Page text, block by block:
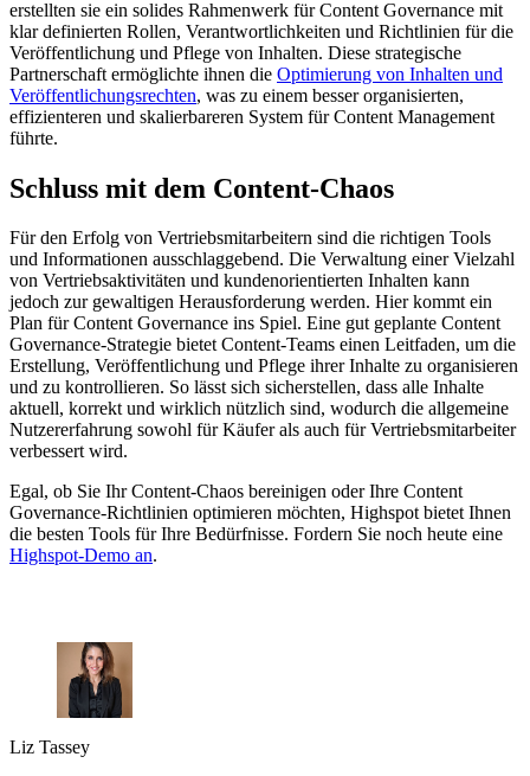
erstellten sie ein solides Rahmenwerk für Content Governance mit
klar definierten Rollen, Verantwortlichkeiten und Richtlinien für die
Veröffentlichung und Pflege von Inhalten. Diese strategische
Partnerschaft ermöglichte ihnen die Optimierung von Inhalten und
Veröffentlichungsrechten, was zu einem besser organisierten,
effizienteren und skalierbareren System für Content Management
führte.
Schluss mit dem Content-Chaos
Für den Erfolg von Vertriebsmitarbeitern sind die richtigen Tools
und Informationen ausschlaggebend. Die Verwaltung einer Vielzahl
von Vertriebsaktivitäten und kundenorientierten Inhalten kann
jedoch zur gewaltigen Herausforderung werden. Hier kommt ein
Plan für Content Governance ins Spiel. Eine gut geplante Content
Governance-Strategie bietet Content-Teams einen Leitfaden, um die
Erstellung, Veröffentlichung und Pflege ihrer Inhalte zu organisieren
und zu kontrollieren. So lässt sich sicherstellen, dass alle Inhalte
aktuell, korrekt und wirklich nützlich sind, wodurch die allgemeine
Nutzererfahrung sowohl für Käufer als auch für Vertriebsmitarbeiter
verbessert wird.
Egal, ob Sie Ihr Content-Chaos bereinigen oder Ihre Content
Governance-Richtlinien optimieren möchten, Highspot bietet Ihnen
die besten Tools für Ihre Bedürfnisse. Fordern Sie noch heute eine
Highspot-Demo an.
Liz Tassey